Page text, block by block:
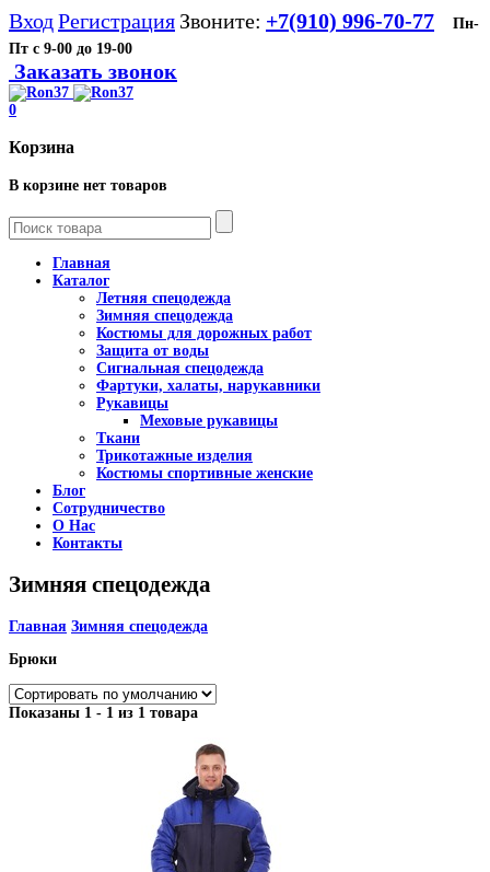
ВходРегистрация Звоните: +7(910) 996-70-77
Пн-
Пт с 9-00 до 19-00
Заказать звонок
0
Корзина
В корзине нет товаров
Главная
Каталог
Летняя спецодежда
Зимняя спецодежда
Костюмы для дорожных работ
Защита от воды
Сигнальная спецодежда
Фартуки, халаты, нарукавники
Рукавицы
Меховые рукавицы
Ткани
Трикотажные изделия
Костюмы спортивные женские
Блог
Сотрудничество
О Нас
Контакты
Зимняя спецодежда
Главная Зимняя спецодежда
Брюки
Показаны 1 - 1 из 1 товара